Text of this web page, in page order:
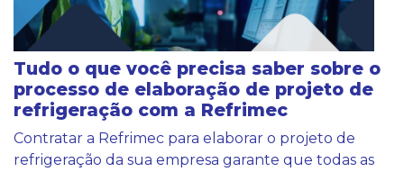
Tudo o que você precisa saber sobre o
processo de elaboração de projeto de
refrigeração com a Refrimec
Contratar a Refrimec para elaborar o projeto de
refrigeração da sua empresa garante que todas as